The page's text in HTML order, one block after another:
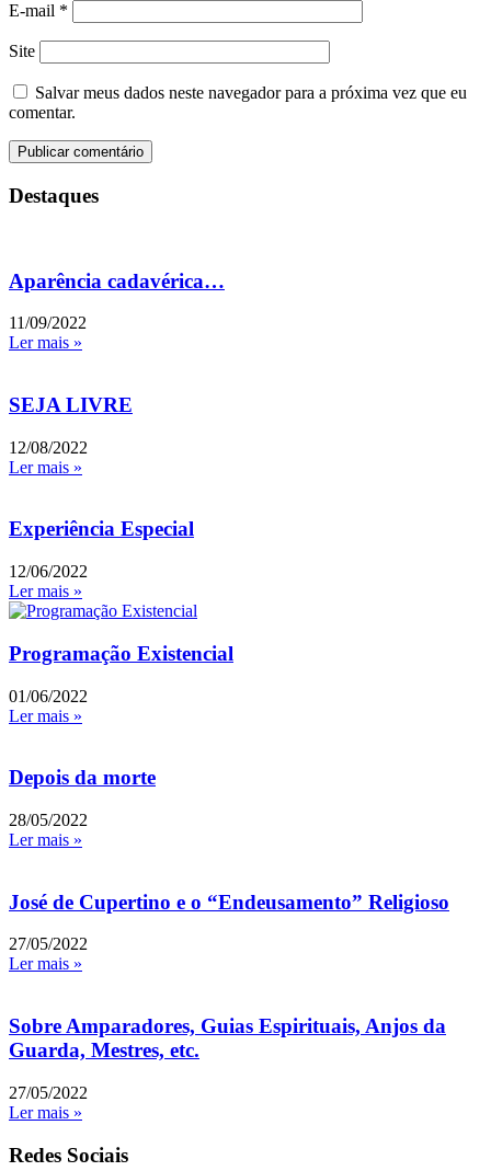
E-mail *
Site
Salvar meus dados neste navegador para a próxima vez que eu
comentar.
Destaques
Aparência cadavérica…
11/09/2022
Ler mais »
SEJA LIVRE
12/08/2022
Ler mais »
Experiência Especial
12/06/2022
Ler mais »
Programação Existencial
01/06/2022
Ler mais »
Depois da morte
28/05/2022
Ler mais »
José de Cupertino e o “Endeusamento” Religioso
27/05/2022
Ler mais »
Sobre Amparadores, Guias Espirituais, Anjos da
Guarda, Mestres, etc.
27/05/2022
Ler mais »
Redes Sociais